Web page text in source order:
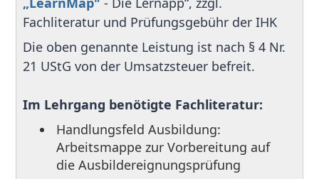
Fachliteratur und Prüfungsgebühr der IHK
Die oben genannte Leistung ist nach § 4 Nr.
21 UStG von der Umsatzsteuer befreit.
Im Lehrgang benötigte Fachliteratur:
Handlungsfeld Ausbildung:
Arbeitsmappe zur Vorbereitung auf
die Ausbildereignungsprüfung